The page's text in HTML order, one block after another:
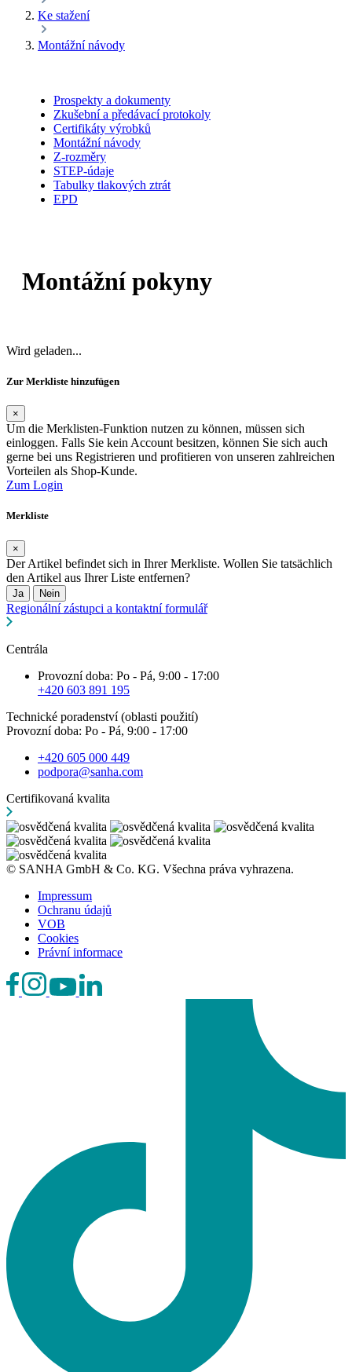
Ke stažení
Montážní návody
Prospekty a dokumenty
Zkušební a předávací protokoly
Certifikáty výrobků
Montážní návody
Z-rozměry
STEP-údaje
Tabulky tlakových ztrát
EPD
Montážní pokyny
Wird geladen...
Zur Merkliste hinzufügen
×
Um die Merklisten-Funktion nutzen zu können, müssen sich
einloggen. Falls Sie kein Account besitzen, können Sie sich auch
gerne bei uns Registrieren und profitieren von unseren zahlreichen
Vorteilen als Shop-Kunde.
Zum Login
Merkliste
×
Der Artikel befindet sich in Ihrer Merkliste. Wollen Sie tatsächlich
den Artikel aus Ihrer Liste entfernen?
Ja Nein
Regionální zástupci a kontaktní formulář
Centrála
Provozní doba: Po - Pá, 9:00 - 17:00
+420 603 891 195
Technické poradenství (oblasti použití)
Provozní doba: Po - Pá, 9:00 - 17:00
+420 605 000 449
podpora@sanha.com
Certifikovaná kvalita
© SANHA GmbH & Co. KG. Všechna práva vyhrazena.
Impressum
Ochranu údajů
VOB
Cookies
Právní informace